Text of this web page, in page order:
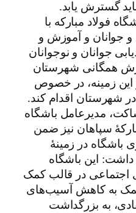
گسترش یابد.
فولاد مبارکه با
جوانان و آموزش و
جوانان و نوجوانان
همگانی شهرستان
این زمینه، در خصوص
شهرستان اقدام کند.
مدیرعامل باشگاه
سپاهان نیز ضمن
باشگاه در زمینۀ
داشت: این باشگاه
اجتماعی در قالب کمک
به کاهش آسیب‌های
به بزرگداشت